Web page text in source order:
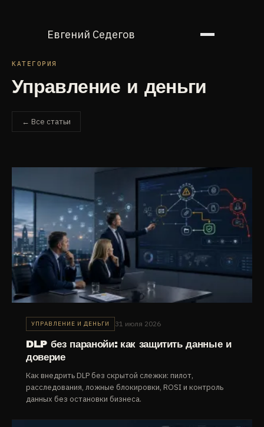
Евгений Седегов
КАТЕГОРИЯ
Управление и деньги
← Все статьи
УПРАВЛЕНИЕ И ДЕНЬГИ 31 июля 2026
DLP без паранойи: как защитить данные и
доверие
Как внедрить DLP без скрытой слежки: пилот,
расследования, ложные блокировки, ROSI и контроль
данных без остановки бизнеса.